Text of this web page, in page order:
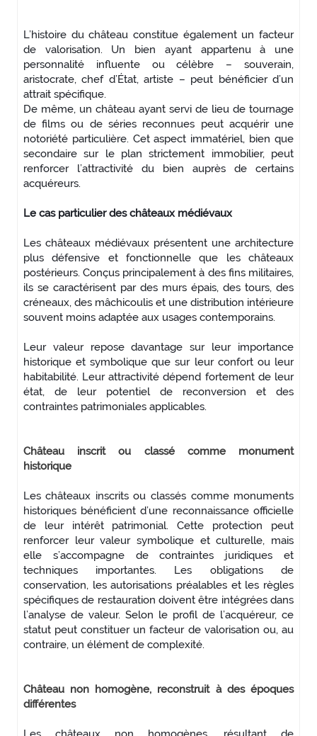
L’histoire du château constitue également un facteur
de valorisation. Un bien ayant appartenu à une
personnalité influente ou célèbre – souverain,
aristocrate, chef d’État, artiste – peut bénéficier d’un
attrait spécifique.
De même, un château ayant servi de lieu de tournage
de films ou de séries reconnues peut acquérir une
notoriété particulière. Cet aspect immatériel, bien que
secondaire sur le plan strictement immobilier, peut
renforcer l’attractivité du bien auprès de certains
acquéreurs.
Le cas particulier des châteaux médiévaux
Les châteaux médiévaux présentent une architecture
plus défensive et fonctionnelle que les châteaux
postérieurs. Conçus principalement à des fins militaires,
ils se caractérisent par des murs épais, des tours, des
créneaux, des mâchicoulis et une distribution intérieure
souvent moins adaptée aux usages contemporains.
Leur valeur repose davantage sur leur importance
historique et symbolique que sur leur confort ou leur
habitabilité. Leur attractivité dépend fortement de leur
état, de leur potentiel de reconversion et des
contraintes patrimoniales applicables.
Château inscrit ou classé comme monument
historique
Les châteaux inscrits ou classés comme monuments
historiques bénéficient d’une reconnaissance officielle
de leur intérêt patrimonial. Cette protection peut
renforcer leur valeur symbolique et culturelle, mais
elle s’accompagne de contraintes juridiques et
techniques importantes. Les obligations de
conservation, les autorisations préalables et les règles
spécifiques de restauration doivent être intégrées dans
l’analyse de valeur. Selon le profil de l’acquéreur, ce
statut peut constituer un facteur de valorisation ou, au
contraire, un élément de complexité.
Château non homogène, reconstruit à des époques
différentes